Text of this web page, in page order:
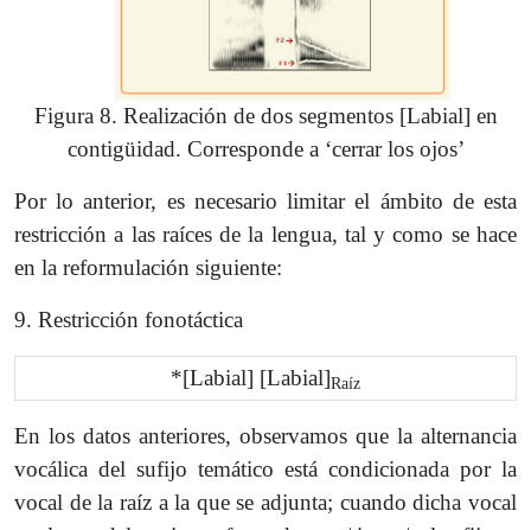
Figura 8. Realización de dos segmentos [Labial] en
contigüidad. Corresponde a ‘cerrar los ojos’
Por lo anterior, es necesario limitar el ámbito de esta
restricción a las raíces de la lengua, tal y como se hace
en la reformulación siguiente:
9. Restricción fonotáctica
*[Labial] [Labial]Raíz
En los datos anteriores, observamos que la alternancia
vocálica del sufijo temático está condicionada por la
vocal de la raíz a la que se adjunta; cuando dicha vocal